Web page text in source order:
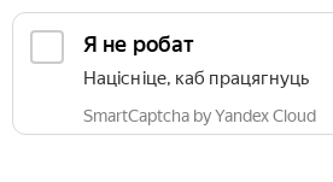
Я не робат
Націсніце, каб працягнуць
SmartCaptcha by Yandex Cloud